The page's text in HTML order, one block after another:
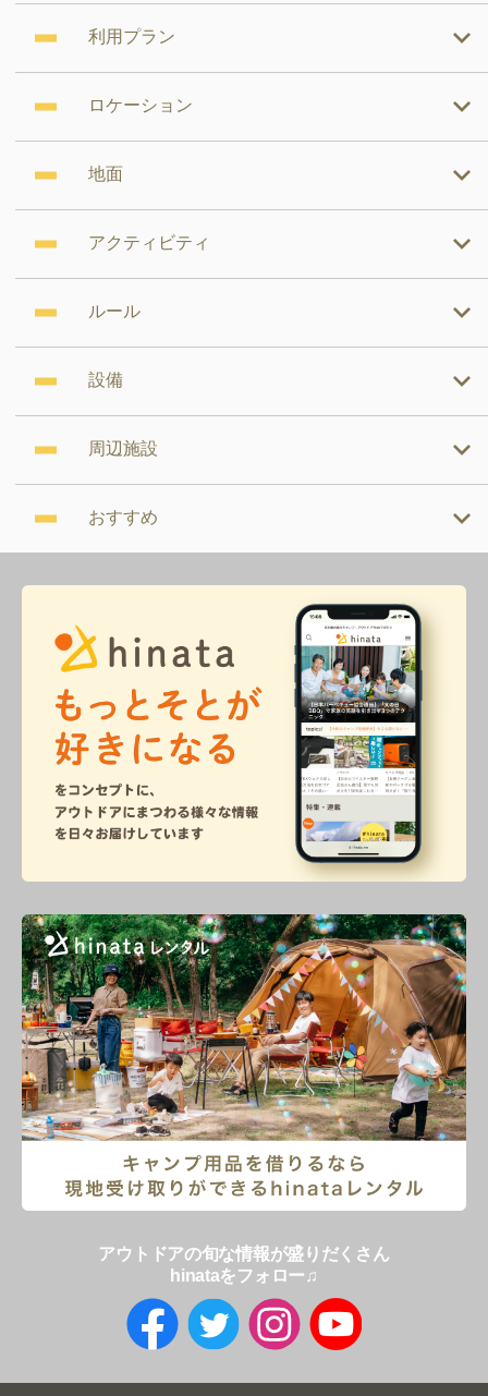
利用プラン
ロケーション
地面
アクティビティ
ルール
設備
周辺施設
おすすめ
アウトドアの旬な情報が盛りだくさん
hinataをフォロー♫